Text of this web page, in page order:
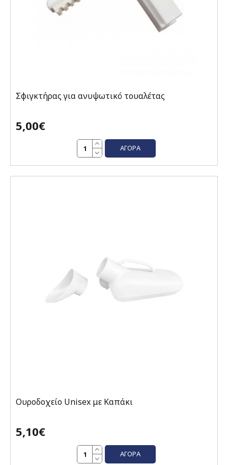
Σφιγκτήρας για ανυψωτικό τουαλέτας
5,00€
ΑΓΟΡΆ
Oυροδοχείο Unisex με Καπάκι
5,10€
ΑΓΟΡΆ